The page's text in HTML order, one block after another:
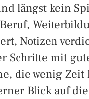
längst kein
Notizen
Schritte mit
die wenig
Blick auf